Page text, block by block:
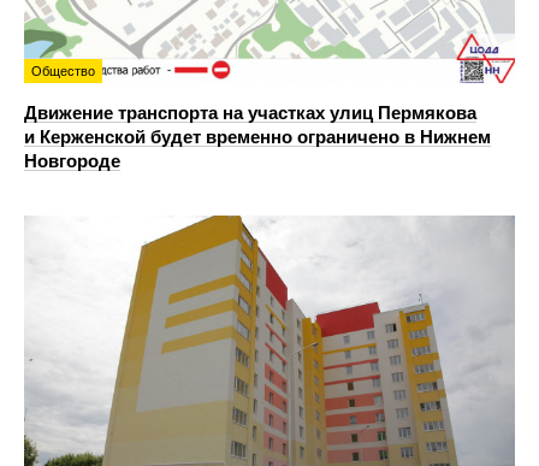
Общество
Движение транспорта на участках улиц Пермякова
и Керженской будет временно ограничено в Нижнем
Новгороде